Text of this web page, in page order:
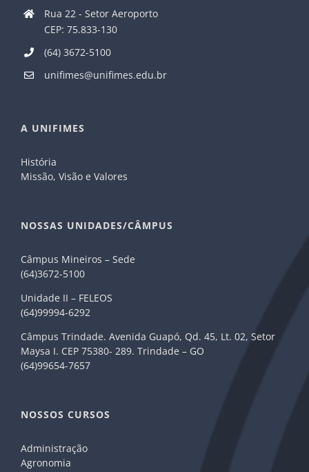
Rua 22 - Setor Aeroporto
CEP: 75.833-130
(64) 3672-5100
unifimes@unifimes.edu.br
A UNIFIMES
História
Missão, Visão e Valores
NOSSAS UNIDADES/CÂMPUS
Câmpus Mineiros – Sede
(64)3672-5100
Unidade II – FELEOS
(64)99994-6292
Câmpus Trindade. Avenida Guapó, Qd. 45, Lt. 02, Setor
Maysa I. CEP 75380- 289. Trindade – GO
(64)99654-7657
NOSSOS CURSOS
Administração
Agronomia